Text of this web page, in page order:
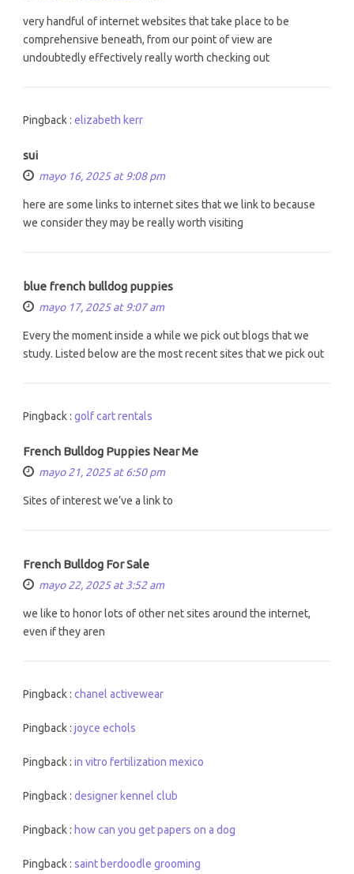
very handful of internet websites that take place to be
comprehensive beneath, from our point of view are
undoubtedly effectively really worth checking out
Pingback : elizabeth kerr
sui
mayo 16, 2025 at 9:08 pm
here are some links to internet sites that we link to because
we consider they may be really worth visiting
blue french bulldog puppies
mayo 17, 2025 at 9:07 am
Every the moment inside a while we pick out blogs that we
study. Listed below are the most recent sites that we pick out
Pingback : golf cart rentals
French Bulldog Puppies Near Me
mayo 21, 2025 at 6:50 pm
Sites of interest we’ve a link to
French Bulldog For Sale
mayo 22, 2025 at 3:52 am
we like to honor lots of other net sites around the internet,
even if they aren
Pingback : chanel activewear
Pingback : joyce echols
Pingback : in vitro fertilization mexico
Pingback : designer kennel club
Pingback : how can you get papers on a dog
Pingback : saint berdoodle grooming